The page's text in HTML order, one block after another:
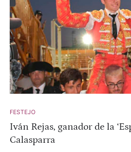
FESTEJO
Iván Rejas, ganador de la
Calasparra